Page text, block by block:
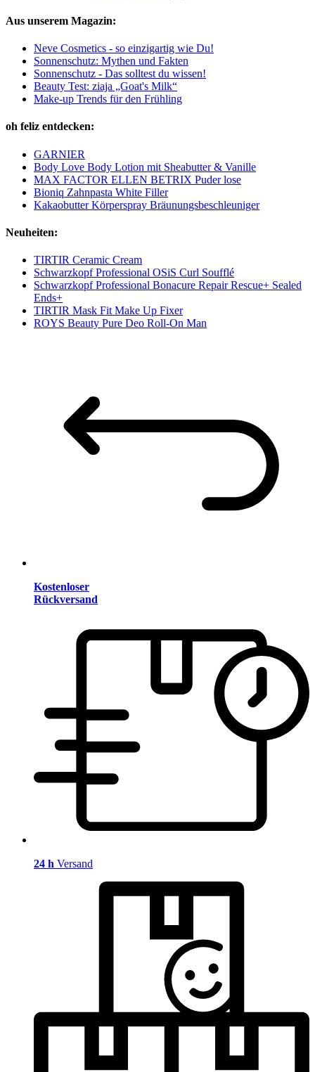
Aus unserem Magazin:
Neve Cosmetics - so einzigartig wie Du!
Sonnenschutz: Mythen und Fakten
Sonnenschutz - Das solltest du wissen!
Beauty Test: ziaja „Goat's Milk“
Make-up Trends für den Frühling
oh feliz entdecken:
GARNIER
Body Love Body Lotion mit Sheabutter & Vanille
MAX FACTOR ELLEN BETRIX Puder lose
Bioniq Zahnpasta White Filler
Kakaobutter Körperspray Bräunungsbeschleuniger
Neuheiten:
TIRTIR Ceramic Cream
Schwarzkopf Professional OSiS Curl Soufflé
Schwarzkopf Professional Bonacure Repair Rescue+ Sealed
Ends+
TIRTIR Mask Fit Make Up Fixer
ROYS Beauty Pure Deo Roll-On Man
Kostenloser
Rückversand
24 h Versand